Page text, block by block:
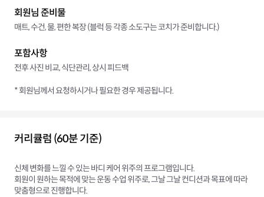
회원님 준비물
매트, 수건, 물, 편한 복장 (블럭 등 각종 소도구는 코치가 준비합니다.)
포함사항
전후 사진 비교, 식단관리, 상시 피드백
* 회원님께서 요청하시거나 필요한 경우 제공됩니다.
커리큘럼 (60분 기준)
신체 변화를 느낄 수 있는 바디 케어 위주의 프로그램입니다.
회원이 원하는 목적에 맞는 운동 수업 위주로, 그날 그날 컨디션과 목표에 따라
맞춤형으로 진행합니다.